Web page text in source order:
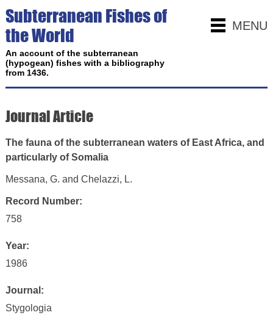
MENU
Subterranean Fishes of
the World
An account of the subterranean
(hypogean) fishes with a bibliography
from 1436.
Journal Article
The fauna of the subterranean waters of East Africa, and
particularly of Somalia
Messana, G. and Chelazzi, L.
Record Number:
758
Year:
1986
Journal:
Stygologia